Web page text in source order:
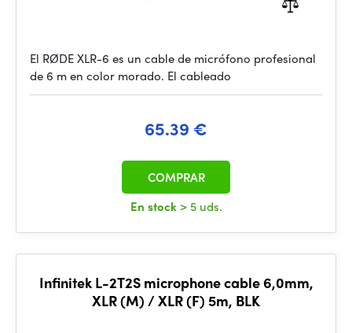
El RØDE XLR-6 es un cable de micrófono profesional
de 6 m en color morado. El cableado
65.39 €
En stock > 5 uds.
COMPRAR
Infinitek L-2T2S microphone cable 6,0mm,
XLR (M) / XLR (F) 5m, BLK